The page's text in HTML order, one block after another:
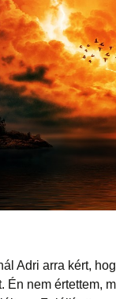
Adri arra kért,
Én nem értettem,